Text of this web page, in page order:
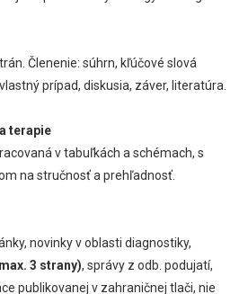
Členenie: súhrn, kľúčové slová
prípad, diskusia, záver, literatúra.
terapie
v tabuľkách a schémach, s
na stručnosť a prehľadnosť.
novinky v oblasti diagnostiky,
3 strany), správy z odb. podujatí,
publikovanej v zahraničnej tlači, nie